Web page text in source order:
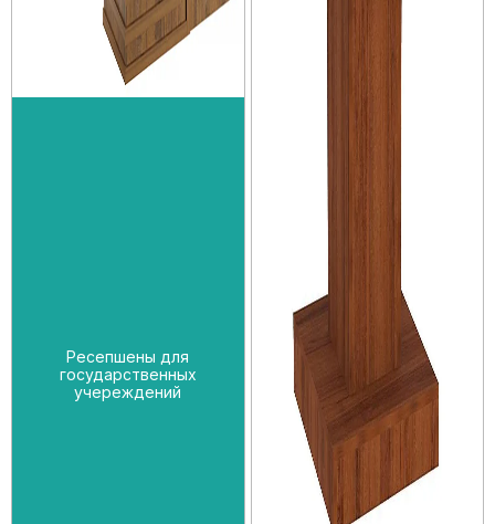
Ресепшены для
государственных
учереждений